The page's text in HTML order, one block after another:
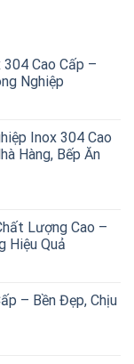
304 Cao Cấp –
Nghiệp
Inox 304 Cao
Hàng, Bếp Ăn
Lượng Cao –
Hiệu Quả
– Bền Đẹp, Chịu